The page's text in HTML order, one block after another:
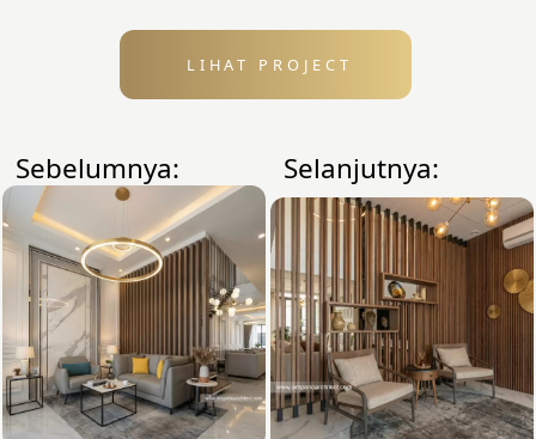
LIHAT PROJECT
Sebelumnya: Selanjutnya: